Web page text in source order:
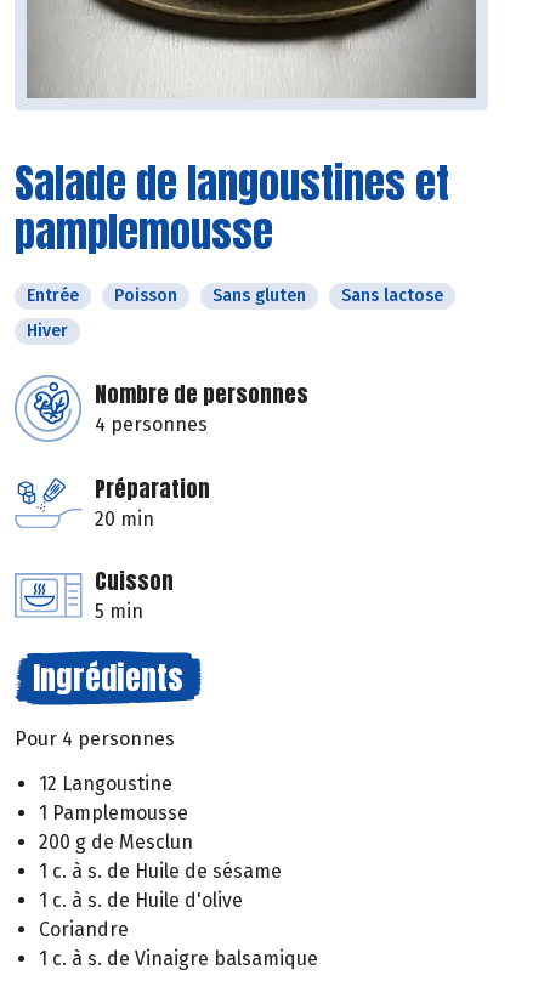
Salade de langoustines et
pamplemousse
Entrée Poisson Sans gluten
Sans lactose
Hiver
Nombre de personnes
4 personnes
Préparation
20 min
Cuisson
5 min
Ingrédients
Pour 4 personnes
12 Langoustine
1 Pamplemousse
200 g de Mesclun
1 c. à s. de Huile de sésame
1 c. à s. de Huile d'olive
Coriandre
1 c. à s. de Vinaigre balsamique